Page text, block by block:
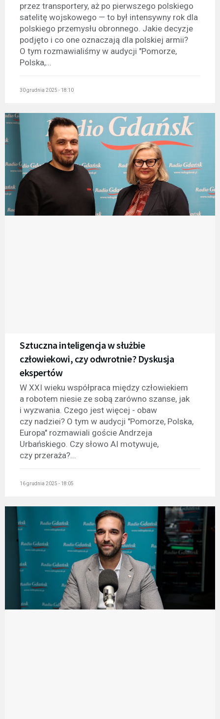
przez transportery, aż po pierwszego polskiego
satelitę wojskowego — to był intensywny rok dla
polskiego przemysłu obronnego. Jakie decyzje
podjęto i co one oznaczają dla polskiej armii?
O tym rozmawialiśmy w audycji "Pomorze,
Polska,...
30 grudnia 2025 - 18:10
Sztuczna inteligencja w służbie
człowiekowi, czy odwrotnie? Dyskusja
ekspertów
W XXI wieku współpraca między człowiekiem
a robotem niesie ze sobą zarówno szanse, jak
i wyzwania. Czego jest więcej - obaw
czy nadziei? O tym w audycji "Pomorze, Polska,
Europa" rozmawiali goście Andrzeja
Urbańskiego. Czy słowo AI motywuje,
czy przeraża?...
16 grudnia 2025 - 18:05